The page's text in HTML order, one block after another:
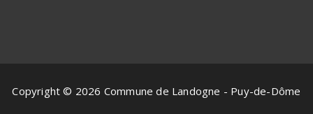
Copyright © 2026 Commune de Landogne - Puy-de-Dôme